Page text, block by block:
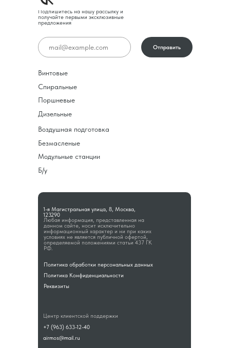
Любая информация, представленная на
данном сайте, носит исключительно
информационный характер и ни при каких
условиях не является публичной офертой,
определяемой положениями статьи 437 ГК
РФ.
1-я Магистральная улица, 8, Москва,
123290
Подпишитесь на нашу рассылку и
получайте первыми эксклюзивные
предложения
Винтовые
Спиральные
Поршневые
Дизельные
Воздушная подготовка
Безмасленые
Модульные станции
Б/у
Политика обработки персональных данных
Политика Конфиденциальности
Реквизиты
Центр клиентской поддержки
+7 (963) 633-12-40
airmos@mail.ru
Отправить